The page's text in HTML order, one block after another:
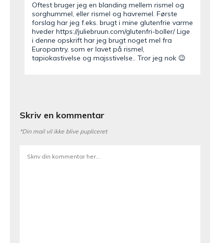
Oftest bruger jeg en blanding mellem rismel og
sorghummel, eller rismel og havremel. Første
forslag har jeg f.eks. brugt i mine glutenfrie varme
hveder https://juliebruun.com/glutenfri-boller/Lige
i denne opskrift har jeg brugt noget mel fra
Europantry, som er lavet på rismel,
tapiokastivelse og majsstivelse.. Tror jeg nok 😉
Skriv en kommentar
*Din mail vil ikke blive pupliceret